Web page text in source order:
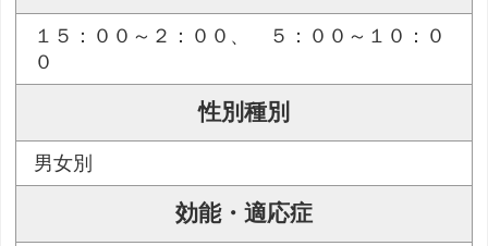
１５：００～２：００、 ５：００～１０：０
０
性別種別
男女別
効能・適応症